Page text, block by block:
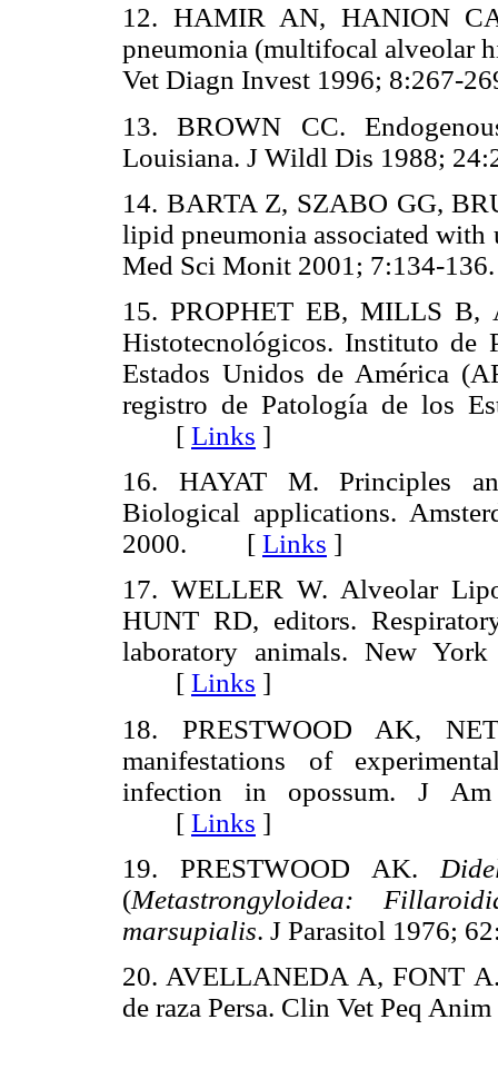
12. HAMIR AN, HANION
pneumonia (multifocal alveolar
Vet Diagn Invest 1996;
13. BROWN CC.
Louisiana. J Wildl Dis 1988;
14. BARTA Z, SZABO GG,
lipid pneumonia associated with
Med Sci Monit 2001;
15. PROPHET EB, MILLS B,
Histotecnológicos. Instituto de
Estados Unidos de América
registro de Patología de los
[ Links ]
16. HAYAT M. Principles
Biological applications.
2000. [ Links ]
17. WELLER W. Alveolar
HUNT RD, editors.
laboratory animals. New York
[ Links ]
18. PRESTWOOD AK,
manifestations of
infection in opossum. J
[ Links ]
19. PRESTWOOD AK.
(Metastrongyloidea:
marsupialis. J Parasitol
20. AVELLANEDA A, FONT
de raza Persa. Clin Vet Peq